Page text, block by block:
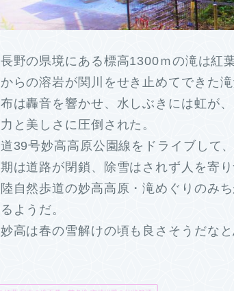
野の県境にある標高1300ｍの滝は紅
らの溶岩が関川をせき止めてできた滝
は轟音を響かせ、水しぶきには虹が、
と美しさに圧倒された。
39号妙高高原公園線をドライブして
は道路が閉鎖、除雪はされず人を寄り
自然歩道の妙高高原・滝めぐりのみ
ようだ。
高は春の雪解けの頃も良さそうだなと